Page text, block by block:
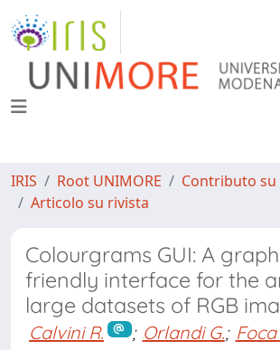
IRIS Root UNIMORE
Contributo su
Articolo su rivista
Colourgrams GUI: A
friendly interface for the
large datasets of RGB
Calvini R. ; Orlandi G.; Foca